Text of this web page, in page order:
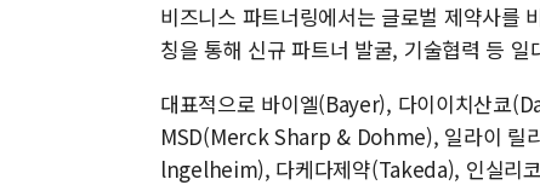
비즈니스 파트너링에서는 글로벌 제약사를
칭을 통해 신규 파트너 발굴, 기술협력 등
대표적으로 바이엘(Bayer), 다이이치산
MSD(Merck Sharp & Dohme), 일라이
lngelheim), 다케다제약(Takeda), 인실리